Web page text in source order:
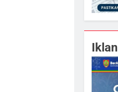
Iklan